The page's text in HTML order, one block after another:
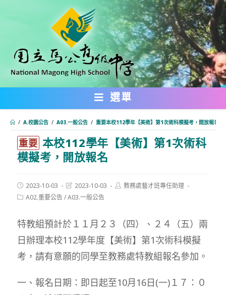
內
選單
/ A.校園公告 / A03.一般公告 / 重要本校112學年【美術】第1次術科模擬考，開放報名
重要 本校112學年【美術】第1次術科
模擬考，開放報名
Post
published:
2023-10-03
Post
modified:
2023-10-03
Post教務處藝才班專任助理
PostA02.重要公告/A03.一般公告
特教組預計於１１月２３（四）、２４（五）兩
日辦理本校112學年度【美術】第1次術科模擬
考，請有意願的同學至教務處特教組報名參加。
一、報名日期：即日起至10月16日(一)１７：０